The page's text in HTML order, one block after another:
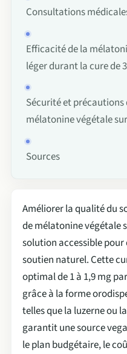
Consultations
Efficacité de la
léger durant la cure de
Sécurité et précautions
mélatonine végétale
Sources
Améliorer la qualité du
de mélatonine végétale
solution accessible
soutien naturel. Cette
optimal de 1 à 1,9 mg
grâce à la forme
telles que la luzerne ou
garantit une source
le plan budgétaire, le